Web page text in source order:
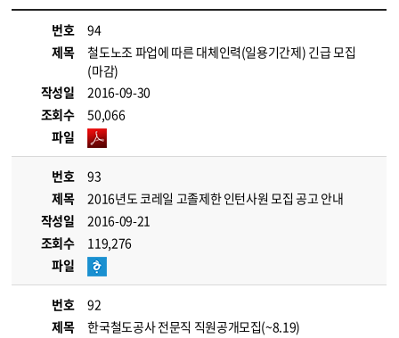
번호
94
제목
철도노조 파업에 따른 대체인력(일용기간제) 긴급 모집
(마감)
작성일
2016-09-30
조회수
50,066
파일
번호
93
제목
2016년도 코레일 고졸제한 인턴사원 모집 공고 안내
작성일
2016-09-21
조회수
119,276
파일
번호
92
제목
한국철도공사 전문직 직원공개모집(~8.19)